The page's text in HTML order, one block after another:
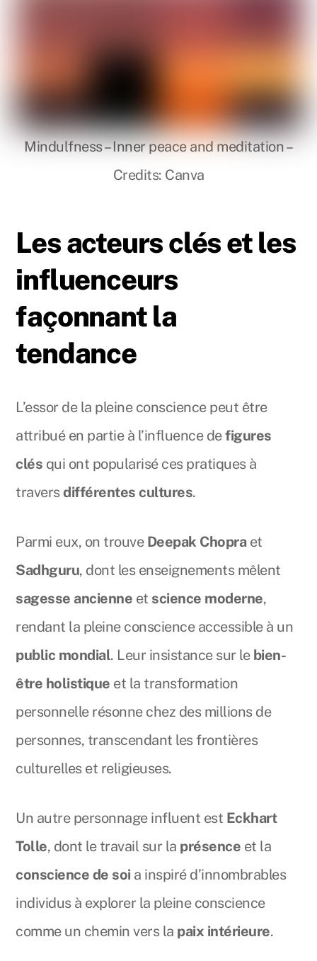
Mindulfness – Inner peace and meditation –
Credits: Canva
Les acteurs clés et les
influenceurs
façonnant la
tendance
L’essor de la pleine conscience peut être
attribué en partie à l’influence defigures
clés qui ont popularisé ces pratiques à
traversdifférentes cultures.
Parmi eux, on trouve Deepak Chopraet
Sadhguru, dont les enseignements mêlent
sagesse ancienne et science moderne,
rendant la pleine conscience accessible à un
public mondial. Leur insistance sur le bien-
être holistique et la transformation
personnelle résonne chez des millions de
personnes, transcendant les frontières
culturelles et religieuses.
Un autre personnage influent est Eckhart
Tolle, dont le travail sur la présence et la
conscience de soi a inspiré d’innombrables
individus à explorer la pleine conscience
comme un chemin vers la paix intérieure.